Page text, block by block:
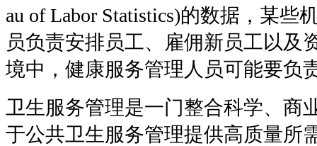
au of Labor Statistics)的数据，某些
员负责安排员工、雇佣新员工以及
境中，健康服务管理人员可能要负
卫生服务管理是一门整合科学、商
于公共卫生服务管理提供高质量所